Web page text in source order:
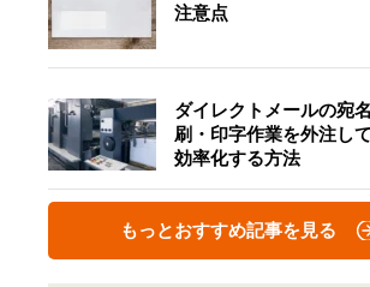
注意点
ダイレクトメールの宛
刷・印字作業を外注し
効率化する方法
もっとおすすめ記事を見る